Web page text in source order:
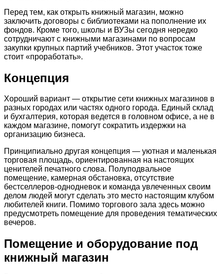
Перед тем, как открыть книжный магазин, можно
заключить договоры с библиотеками на пополнение их
фондов. Кроме того, школы и ВУЗы сегодня нередко
сотрудничают с книжными магазинами по вопросам
закупки крупных партий учебников. Этот участок тоже
стоит «проработать».
Концепция
Хороший вариант — открытие сети книжных магазинов в
разных городах или частях одного города. Единый склад
и бухгалтерия, которая ведется в головном офисе, а не в
каждом магазине, помогут сократить издержки на
организацию бизнеса.
Принципиально другая концепция — уютная и маленькая
торговая площадь, ориентированная на настоящих
ценителей печатного слова. Полуподвальное
помещение, камерная обстановка, отсутствие
бестселлеров-однодневок и команда увлеченных своим
делом людей могут сделать это место настоящим клубом
любителей книги. Помимо торгового зала здесь можно
предусмотреть помещение для проведения тематических
вечеров.
Помещение и оборудование под
книжный магазин